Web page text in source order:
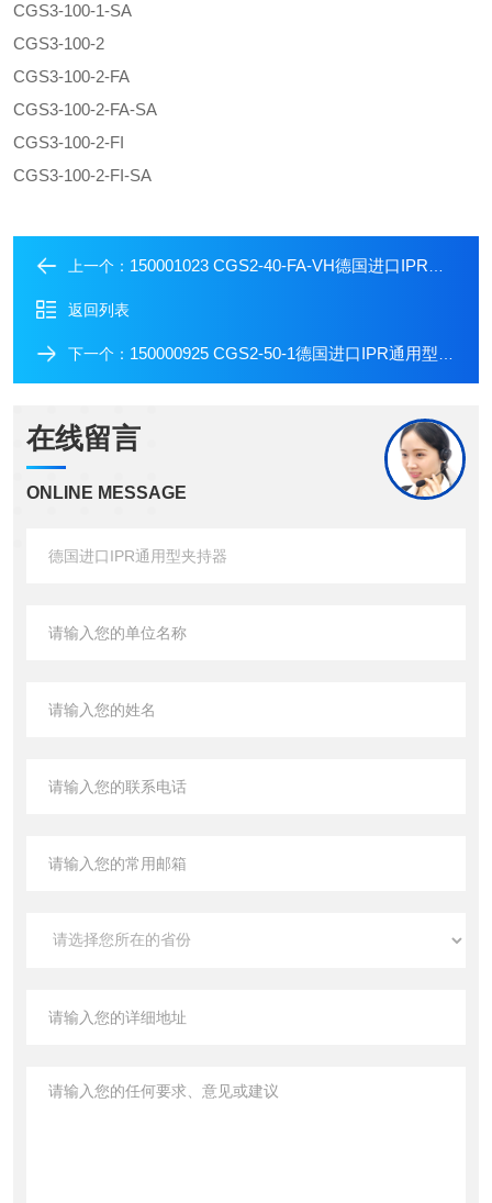
CGS3-100-1-SA
CGS3-100-2
CGS3-100-2-FA
CGS3-100-2-FA-SA
CGS3-100-2-FI
CGS3-100-2-FI-SA
上一个： 150001023 CGS2-40-FA-VH德国进口IPR耐高温抓手气缸
返回列表
下一个： 150000925 CGS2-50-1德国进口IPR通用型气缸抓手
在线留言
ONLINE MESSAGE